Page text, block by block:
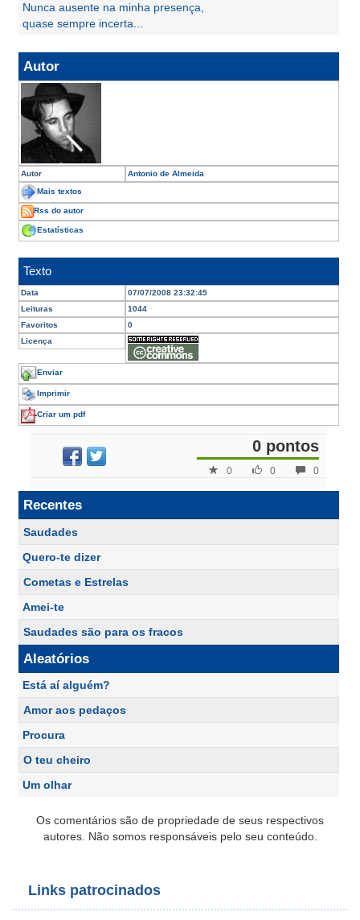
Nunca ausente na minha presença,
quase sempre incerta...
Autor
Autor Antonio de Almeida
Mais textos
Rss do autor
Estatísticas
Texto
Data
07/07/2008 23:32:45
Leituras
1044
Favoritos
0
Licença
Enviar
Imprimir
Criar um pdf
0 pontos
0
0
0
Recentes
Saudades
Quero-te dizer
Cometas e Estrelas
Amei-te
Saudades são para os fracos
Aleatórios
Está aí alguém?
Amor aos pedaços
Procura
O teu cheiro
Um olhar
Os comentários são de propriedade de seus respectivos
autores. Não somos responsáveis pelo seu conteúdo.
Links patrocinados